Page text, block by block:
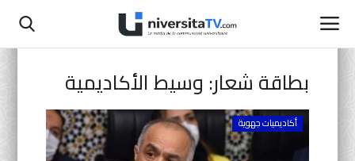
الصفحة الرئيسية
اتصل بنا
بطاقة شعار: وسيط الأكاديمية
أكاديميات جهوية